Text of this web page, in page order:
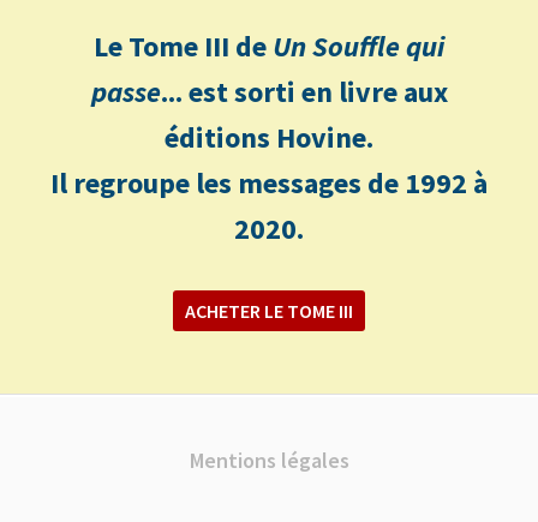
Le Tome III deUn Souffle qui
passe... est sorti en livre aux
éditions Hovine.
Il regroupe les messages de 1992 à
2020.
ACHETER LE TOME III
Mentions légales